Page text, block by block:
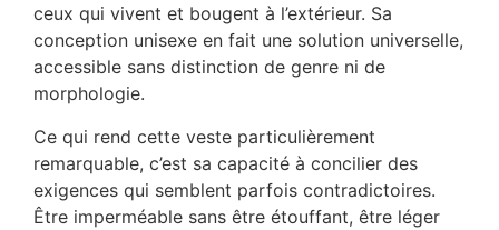
ceux qui vivent et bougent à l’extérieur. Sa
conception unisexe en fait une solution universelle,
accessible sans distinction de genre ni de
morphologie.
Ce qui rend cette veste particulièrement
remarquable, c’est sa capacité à concilier des
exigences qui semblent parfois contradictoires.
Être imperméable sans être étouffant, être léger